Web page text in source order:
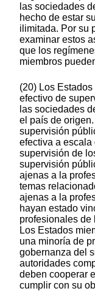
las sociedades
hecho de estar
ilimitada. Por su
examinar estos
que los
miembros
(20) Los
efectivo de
las sociedades
el país de
supervisión
efectiva a
supervisión de
supervisión
ajenas a la
temas
ajenas a la
hayan estado
profesionales de
Los Estados
una minoría de
gobernanza del
autoridades
deben cooperar
cumplir con su